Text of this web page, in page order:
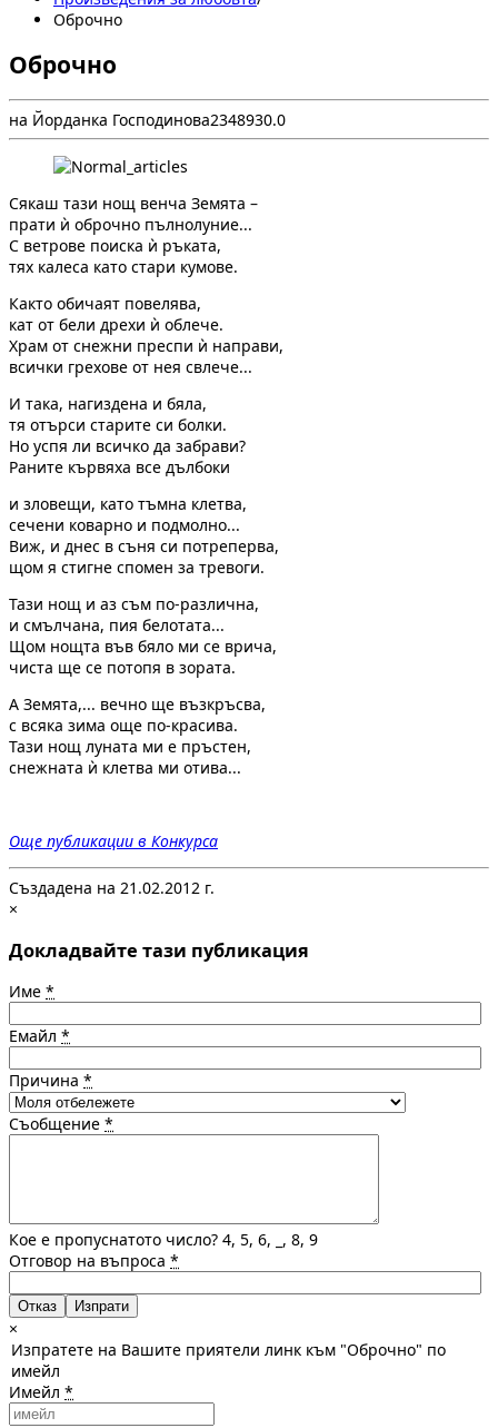
Оброчно
Оброчно
на Йорданка Господинова2348930.0
Сякаш тази нощ венча Земята –
прати ѝ оброчно пълнолуние...
С ветрове поиска ѝ ръката,
тях калеса като стари кумове.
Както обичаят повелява,
кат от бели дрехи ѝ облече.
Храм от снежни преспи ѝ направи,
всички грехове от нея свлече...
И така, нагиздена и бяла,
тя отърси старите си болки.
Но успя ли всичко да забрави?
Раните кървяха все дълбоки
и зловещи, като тъмна клетва,
сечени коварно и подмолно...
Виж, и днес в съня си потреперва,
щом я стигне спомен за тревоги.
Тази нощ и аз съм по-различна,
и смълчана, пия белотата...
Щом нощта във бяло ми се врича,
чиста ще се потопя в зората.
А Земята,... вечно ще възкръсва,
с всяка зима още по-красива.
Тази нощ луната ми е пръстен,
снежната ѝ клетва ми отива...
Още публикации в Конкурса
Създадена на 21.02.2012 г.
×
Докладвайте тази публикация
Име *
Емайл *
Причина *
Съобщение *
Кое е пропуснатото число? 4, 5, 6, _, 8, 9
Отговор на въпроса *
Отказ
×
Изпратете на Вашите приятели линк към "Оброчно" по
имейл
Имейл *